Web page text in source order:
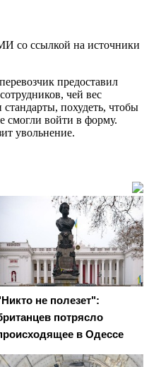
со ссылкой на источники
предоставил
чей вес
похудеть, чтобы
смогли войти в форму.
увольнение.
не полезет":
потрясло
в Одессе